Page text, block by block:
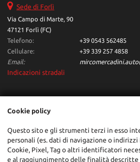
Sede di Forlì
Via Campo di Marte, 90
47121 Forlì (FC)
Telefono:
+39 0543 562485
Cellulare:
+39 339 257 4858
Email:
Indicazioni stradali
Dati fiscali:
Via Campo di Marte, 90, Forlì (FC)
C.F/P.IVA:04048620407
Registro delle imprese:FC
Cookie policy
Questo sito e gli strumenti terzi in esso
personali (es. dati di navigazione o indirizzi
Cookie, Pixel, Tag o altri identificatori
e al raggiungimento delle finalità descritte